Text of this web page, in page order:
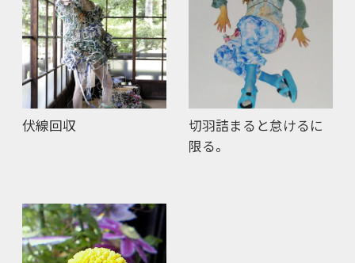
伏線回収
切羽詰まると怠けるに
限る。